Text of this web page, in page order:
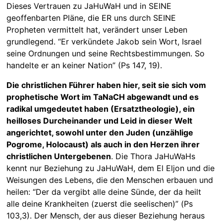
Dieses Vertrauen zu JaHuWaH und in SEINE
geoffenbarten Pläne, die ER uns durch SEINE
Propheten vermittelt hat, verändert unser Leben
grundlegend. “Er verkündete Jakob sein Wort, Israel
seine Ordnungen und seine Rechtsbestimmungen. So
handelte er an keiner Nation” (Ps 147, 19).
Die christlichen Führer haben hier, seit sie sich vom
prophetische Wort im TaNaCH abgewandt und es
radikal umgedeutet haben (Ersatztheologie), ein
heilloses Durcheinander und Leid in dieser Welt
angerichtet, sowohl unter den Juden (unzählige
Pogrome, Holocaust) als auch in den Herzen ihrer
christlichen Untergebenen. Die Thora JaHuWaHs
kennt nur Beziehung zu JaHuWaH, dem El Eljon und die
Weisungen des Lebens, die den Menschen erbauen und
heilen: “Der da vergibt alle deine Sünde, der da heilt
alle deine Krankheiten (zuerst die seelischen)” (Ps
103,3). Der Mensch, der aus dieser Beziehung heraus